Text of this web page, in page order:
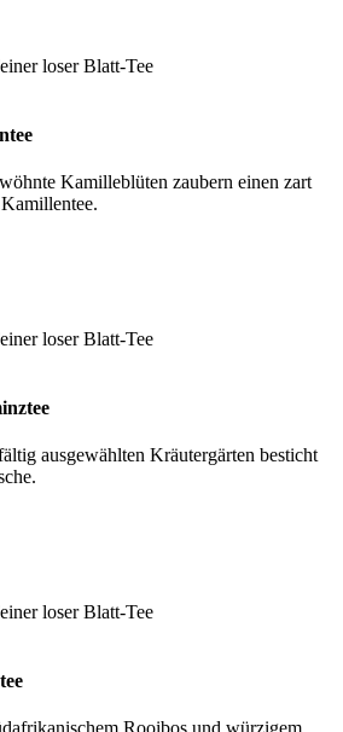
loser Blatt-Tee
Kamilleblüten zaubern einen zart
loser Blatt-Tee
ausgewählten Kräutergärten besticht
loser Blatt-Tee